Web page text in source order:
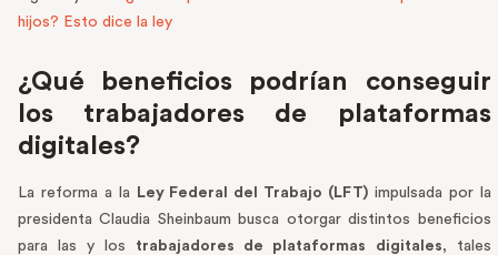
hijos? Esto dice la ley
¿Qué beneficios podrían conseguir
los trabajadores de plataformas
digitales?
La reforma a la Ley Federal del Trabajo (LFT) impulsada por la
presidenta Claudia Sheinbaum busca otorgar distintos beneficios
para las y los trabajadores de plataformas digitales, tales